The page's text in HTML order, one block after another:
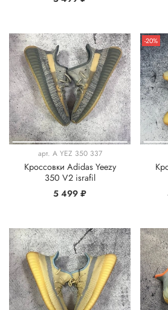
арт. A YEZ 350 337
Кроссовки Adidas Yeezy
350 V2 israfil
5 499 ₽
-20%